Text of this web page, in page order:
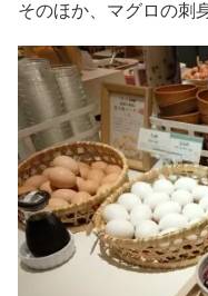
そのほか、マグロの刺